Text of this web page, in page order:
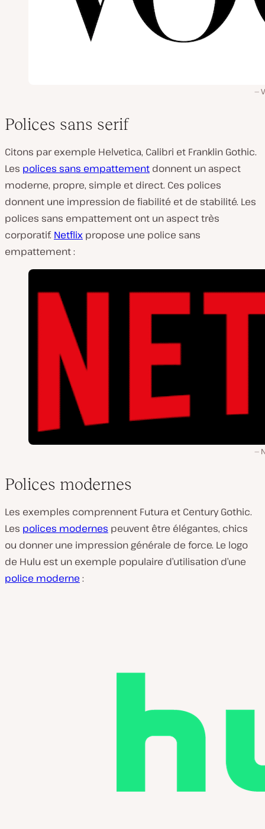
Polices sans serif
Citons par exemple Helvetica, Calibri et Franklin Gothic.
Les polices sans empattement donnent un aspect
moderne, propre, simple et direct. Ces polices
donnent une impression de fiabilité et de stabilité. Les
polices sans empattement ont un aspect très
corporatif. Netflix propose une police sans
empattement :
Polices modernes
Les exemples comprennent Futura et Century Gothic.
Les polices modernes peuvent être élégantes, chics
ou donner une impression générale de force. Le logo
de Hulu est un exemple populaire d’utilisation d’une
police moderne :